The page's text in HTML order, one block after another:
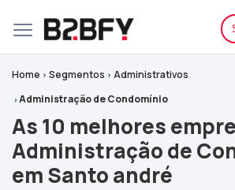
Home Segmentos
Administrativos
Administração de Condomínio
As 10 melhores
Administração de
em Santo andré